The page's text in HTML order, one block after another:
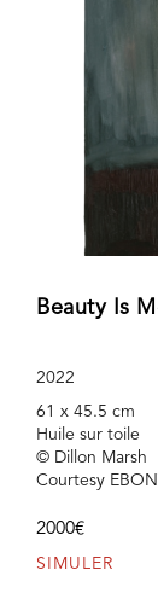
Beauty Is
2022
61 x 45.5 cm
Huile sur toile
© Dillon Marsh
Courtesy
2000€
SIMULER